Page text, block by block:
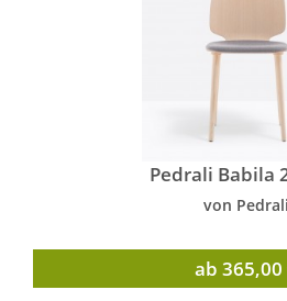
Pedrali Babila
von Pedrali
ab 365,00